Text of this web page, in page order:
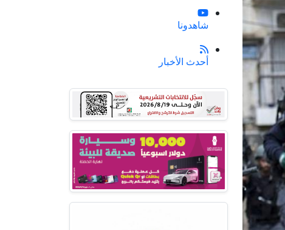
شاهدونا
أحدث الأخبار